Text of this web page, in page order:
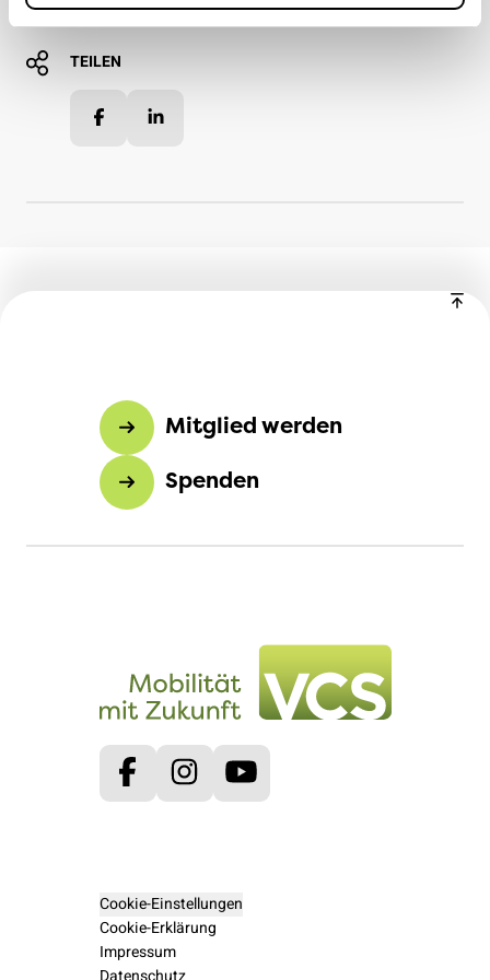
TEILEN
Facebook
Mitglied werden
Spenden
FacebookInstagram
Cookie-Einstellungen
Cookie-Erklärung
Impressum